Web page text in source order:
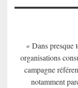
«Dans presque
organisations
campagne
notamment